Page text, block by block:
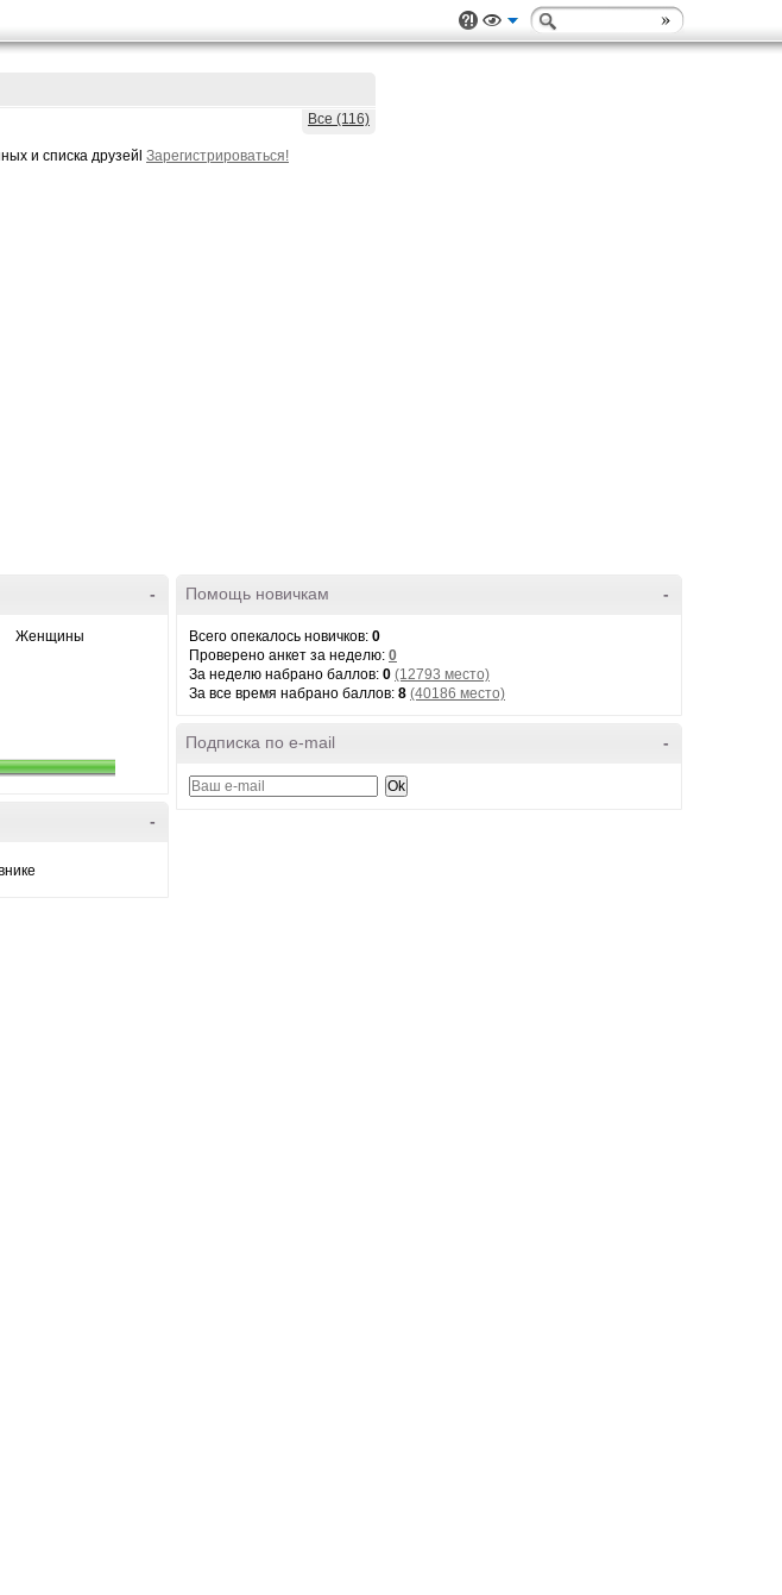
Все (116)
и списка друзейl Зарегистрироваться!
-
Женщины
-
-
Помощь новичкам
Всего опекалось новичков: 0
Проверено анкет за неделю: 0
За неделю набрано баллов: 0 (12793 место)
За все время набрано баллов: 8 (40186 место)
-
Подписка по e-mail